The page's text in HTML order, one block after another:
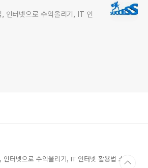
인터넷으로 수익올리기, IT 인
터넷으로 수익올리기, IT 인터넷 활용법 소개